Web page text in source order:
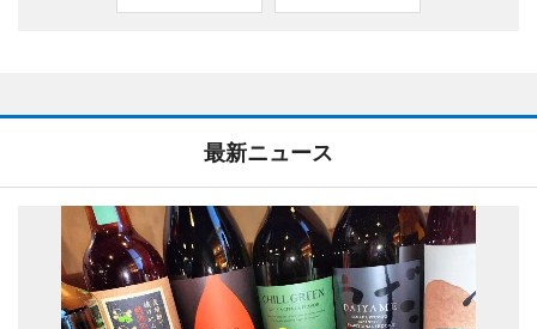
最新ニュース